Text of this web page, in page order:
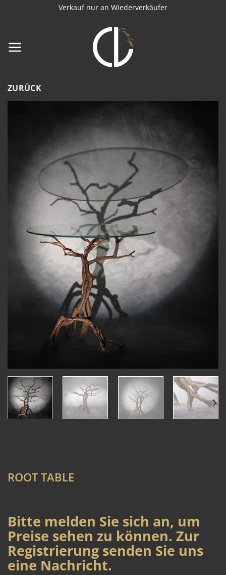
Verkauf nur an Wiederverkäufer
ZURÜCK
ROOT TABLE
Bitte melden Sie sich an, um
Preise sehen zu können. Zur
Registrierung senden Sie uns
eine Nachricht.